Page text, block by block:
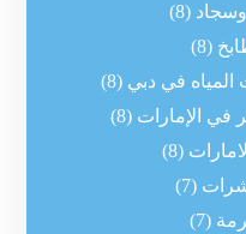
(8)
(8)
في دبي (8)
في الإمارات (8)
(8)
(7)
(7)